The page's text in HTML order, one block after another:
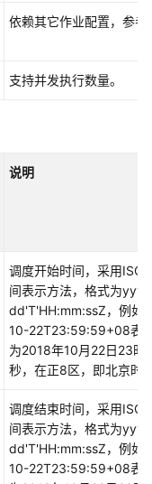
依赖其它作业配置，参考
支持并发执行数量。
说明
调度开始时间，采用ISO
间表示方法，格式为
dd'T'HH:mm:ssZ，例如
10-22T23:59:59+08表
为2018年10月22日23时
秒，在正8区，即北京时
调度结束时间，采用ISO
间表示方法，格式为
dd'T'HH:mm:ssZ，例如
10-22T23:59:59+08表